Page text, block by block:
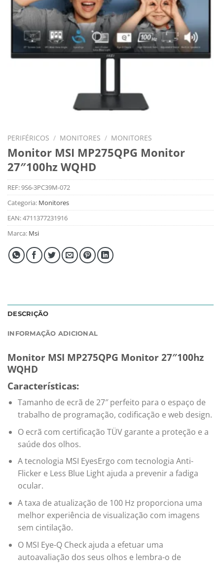
PERIFÉRICOS / MONITORES / MONITORES
Monitor MSI MP275QPG Monitor
27″100hz WQHD
REF:9S6-3PC39M-072
Categoria: Monitores
EAN:4711377231916
Marca: Msi
DESCRIÇÃO
INFORMAÇÃO ADICIONAL
Monitor MSI MP275QPG Monitor 27″100hz
WQHD
Características:
Tamanho de ecrã de 27″ perfeito para o espaço de
trabalho de programação, codificação e web design.
O ecrã com certificação TÜV garante a proteção e a
saúde dos olhos.
A tecnologia MSI EyesErgo com tecnologia Anti-
Flicker e Less Blue Light ajuda a prevenir a fadiga
ocular.
A taxa de atualização de 100 Hz proporciona uma
melhor experiência de visualização com imagens
sem cintilação.
O MSI Eye-Q Check ajuda a efetuar uma
autoavaliação dos seus olhos e lembra-o de